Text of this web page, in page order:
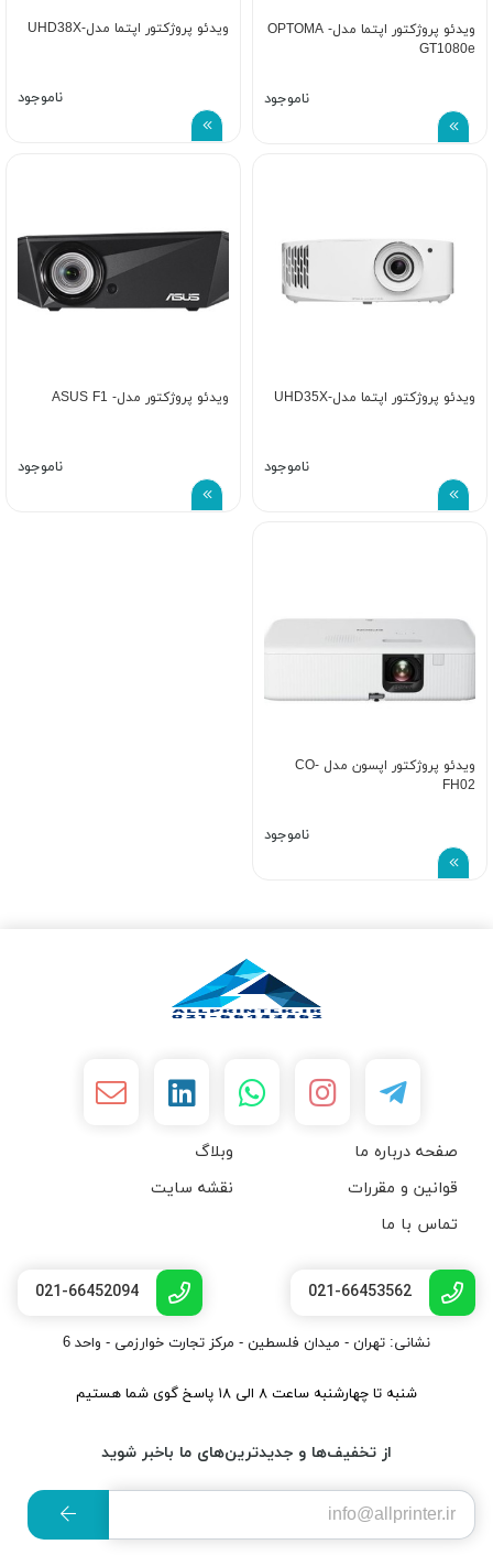
ویدئو پروژکتور اپتما مدل- OPTOMA
GT1080e
ناموجود
ویدئو پروژکتور اپتما مدل-UHD38X
ناموجود
ویدئو پروژکتور اپتما مدل-UHD35X
ناموجود
ویدئو پروژکتور مدل- ASUS F1
ناموجود
ویدئو پروژکتور اپسون مدل CO-
FH02
ناموجود
صفحه درباره ما
وبلاگ
قوانین و مقررات
نقشه سایت
تماس با ما
021-66453562
021-66452094
نشانی: تهران - میدان فلسطین - مرکز تجارت خوارزمی - واحد 6
شنبه تا چهارشنبه ساعت ۸ الی ۱۸ پاسخ گوی شما هستیم
از تخفیف‌ها و جدیدترین‌های ما باخبر شوید